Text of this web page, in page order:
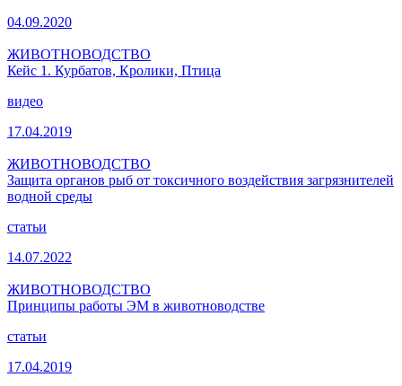
04.09.2020
ЖИВОТНОВОДСТВО
Кейс 1. Курбатов, Кролики, Птица
видео
17.04.2019
ЖИВОТНОВОДСТВО
Защита органов рыб от токсичного воздействия загрязнителей
водной среды
статьи
14.07.2022
ЖИВОТНОВОДСТВО
Принципы работы ЭМ в животноводстве
статьи
17.04.2019